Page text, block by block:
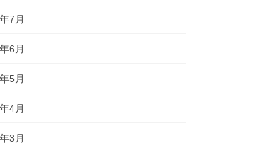
7月
6月
5月
4月
3月